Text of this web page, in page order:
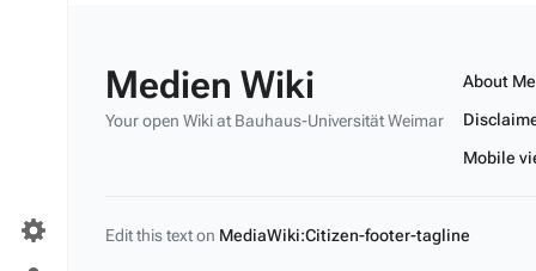
Medien Wiki
Your open Wiki at Bauhaus-Universität Weimar
About
Mobile
Edit this text on MediaWiki:Citizen-footer-tagline